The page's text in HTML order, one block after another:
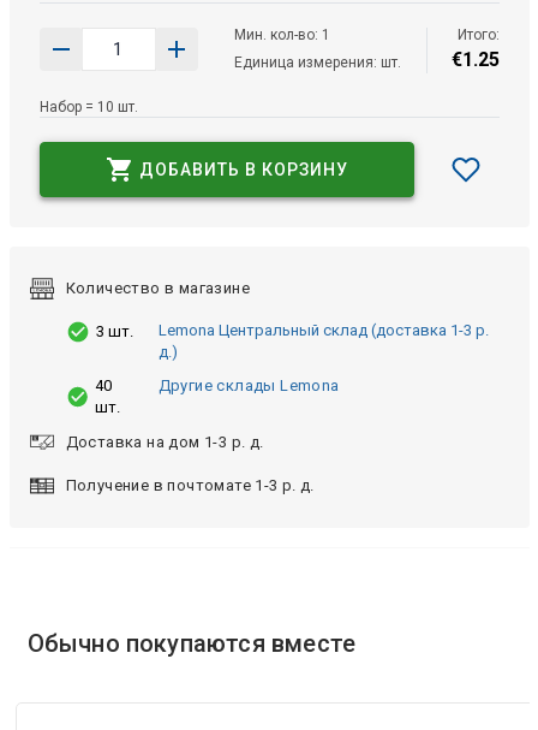
Мин. кол-во: 1
Единица измерения: шт.
Итого:
€1 .25
Набор = 10 шт.
ДОБАВИТЬ В КОРЗИНУ
Количество в магазине
3 шт.
Lemona Центральный склад (доставка 1-3 р.
д.)
40
шт.
Другие склады Lemona
Доставка на дом 1-3 р. д.
Получение в почтомате 1-3 р. д.
Обычно покупаются вместе